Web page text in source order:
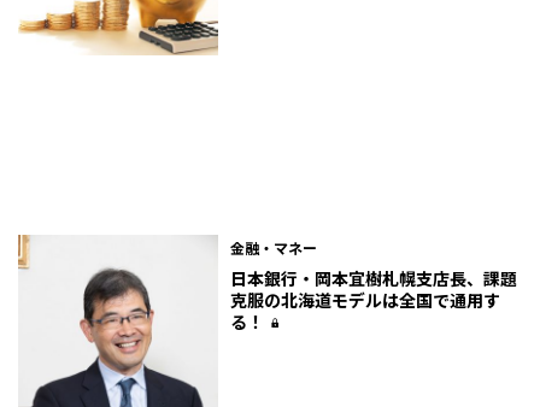
金融・マネー
日本銀行・岡本宜樹札幌支店長、課題
克服の北海道モデルは全国で通用す
る！